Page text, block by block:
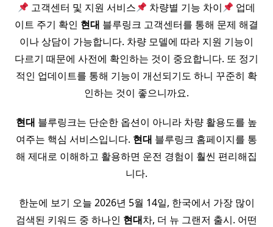
고객센터 및 지원 서비스 차량별 기능 차이
업데
이트 주기 확인 현대 블루링크 고객센터를 통해 문제 해결
이나 상담이 가능합니다. 차량 모델에 따라 지원 기능이
다르기 때문에 사전에 확인하는 것이 중요합니다. 또 정기
적인 업데이트를 통해 기능이 개선되기도 하니 꾸준히 확
인하는 것이 좋으니까요.
현대 블루링크는 단순한 옵션이 아니라 차량 활용도를 높
여주는 핵심 서비스입니다. 현대 블루링크 홈페이지를 통
해 제대로 이해하고 활용하면 운전 경험이 훨씬 편리해집
니다.
한눈에 보기 오늘 2026년 5월 14일, 한국에서 가장 많이
검색된 키워드 중 하나인 현대차, 더 뉴 그랜저 출시. 어떤